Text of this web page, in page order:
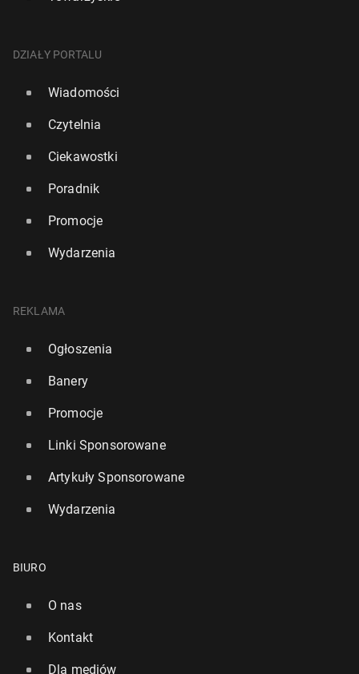
DZIAŁY PORTALU
Wiadomości
Czytelnia
Ciekawostki
Poradnik
Promocje
Wydarzenia
REKLAMA
Ogłoszenia
Banery
Promocje
Linki Sponsorowane
Artykuły Sponsorowane
Wydarzenia
BIURO
O nas
Kontakt
Dla mediów